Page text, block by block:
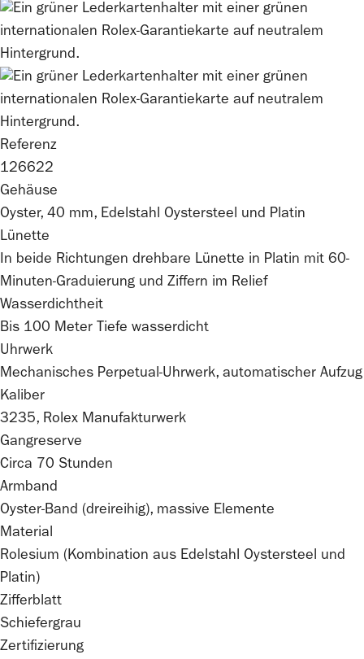
Referenz
126622
Gehäuse
Oyster, 40 mm, Edelstahl Oystersteel und Platin
Lünette
In beide Richtungen drehbare Lünette in Platin mit 60-
Minuten-Graduierung und Ziffern im Relief
Wasserdichtheit
Bis 100 Meter Tiefe wasserdicht
Uhrwerk
Mechanisches Perpetual-Uhrwerk, automatischer Aufzug
Kaliber
3235, Rolex Manufakturwerk
Gangreserve
Circa 70 Stunden
Armband
Oyster-Band (dreireihig), massive Elemente
Material
Rolesium (Kombination aus Edelstahl Oystersteel und
Platin)
Zifferblatt
Schiefergrau
Zertifizierung